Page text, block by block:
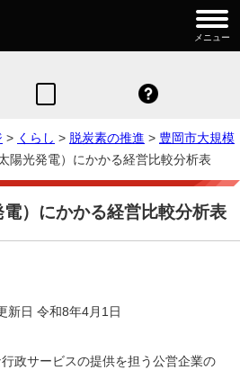
メニュー
> くらし > 脱炭素の推進 > 豊岡市大規模
陽光発電）にかかる経営比較分析表
）にかかる経営比較分析表
日 令和8年4月1日
政サービスの提供を担う公営企業の